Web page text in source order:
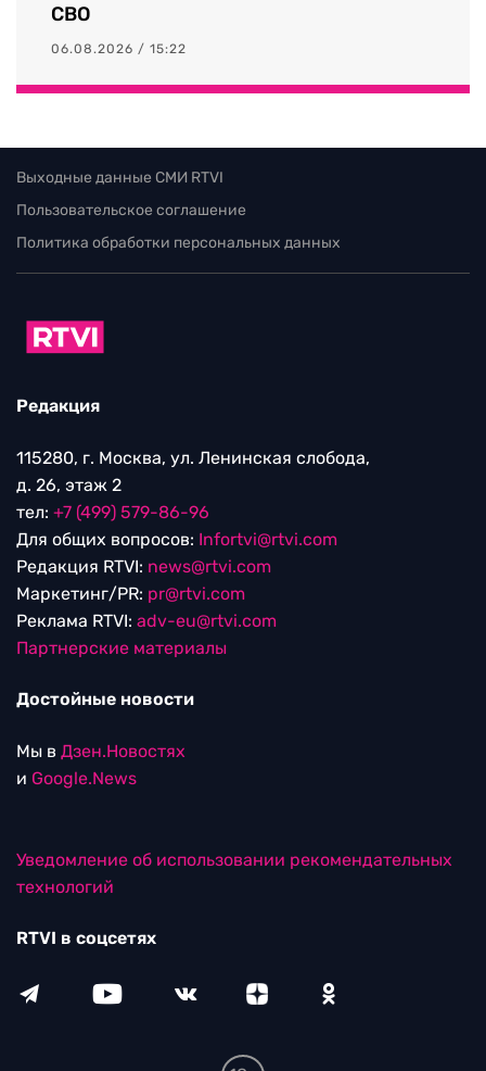
СВО
06.08.2026 / 15:22
Выходные данные СМИ RTVI
Пользовательское соглашение
Политика обработки персональных данных
Редакция
115280, г. Москва, ул. Ленинская слобода,
д. 26, этаж 2
тел: +7 (499) 579-86-96
Для общих вопросов: Infortvi@rtvi.com
Редакция RTVI: news@rtvi.com
Маркетинг/PR: pr@rtvi.com
Реклама RTVI: adv-eu@rtvi.com
Партнерские материалы
Достойные новости
Мы в Дзен.Новостях
и Google.News
Уведомление об использовании рекомендательных
технологий
RTVI в соцсетях